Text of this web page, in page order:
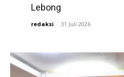
Lebong
redaksi - 31 Juli 2026